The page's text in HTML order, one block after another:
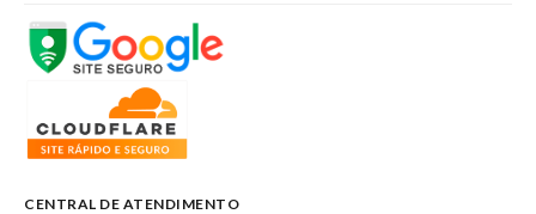
CENTRAL DE ATENDIMENTO